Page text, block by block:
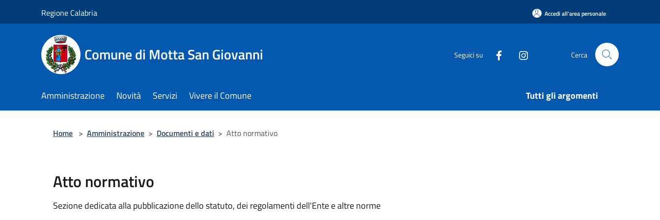
Regione Calabria Accedi all'area personale
Comune di Motta San Giovanni Seguici su Cerca
Amministrazione Novità Servizi Vivere il Comune Tutti gli argomenti
Home > Amministrazione > Documenti e dati > Atto normativo
Atto normativo
Sezione dedicata alla pubblicazione dello statuto, dei regolamenti dell'Ente e altre norme